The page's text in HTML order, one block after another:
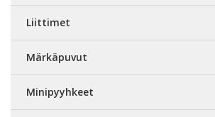
Liittimet
Märkäpuvut
Minipyyhkeet